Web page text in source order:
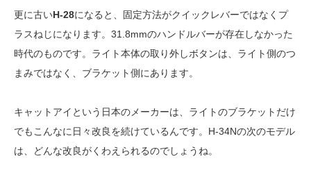
更に古いH-28になると、固定方法がクイックレバーではなくプ
ラスねじになります。31.8mmのハンドルバーが存在しなかった
時代のものです。ライト本体の取り外しボタンは、ライト側のつ
まみではなく、ブラケット側にあります。
キャットアイという日本のメーカーは、ライトのブラケットだけ
でもこんなに日々改良を続けているんです。H-34Nの次のモデル
は、どんな改良がくわえられるのでしょうね。